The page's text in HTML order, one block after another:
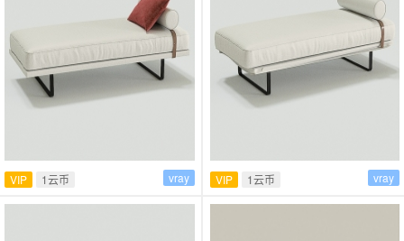
VIP 1云币 vray VIP 1云币 vray